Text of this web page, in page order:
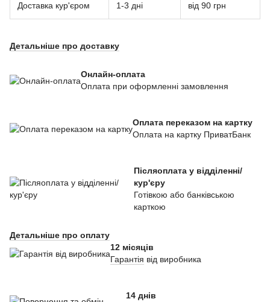
Доставка кур'єром 1-3 дні від 90 грн
Детальніше про доставку
Онлайн-оплата
Оплата при оформленні замовлення
Оплата переказом на картку
Оплата на картку ПриватБанк
Післяоплата у відділенні/
кур'єру
Готівкою або банківською
карткою
Детальніше про оплату
12 місяців
Гарантія від виробника
14 днів